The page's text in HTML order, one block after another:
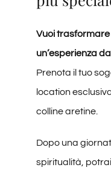
Vuoi
un’esperienza
Prenota il tuo
location
colline aretine.
Dopo una
spiritualità,